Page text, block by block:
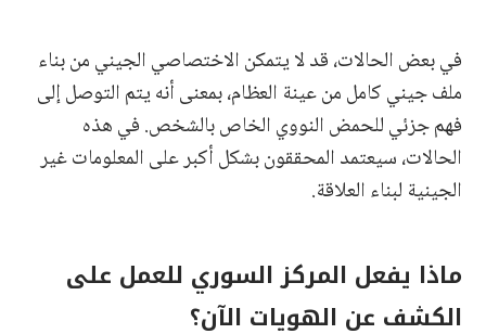
في بعض الحالات، قد لا يتمكن الاختصاصي الجيني من بناء
ملف جيني كامل من عينة العظام، بمعنى أنه يتم التوصل إلى
فهم جزئي للحمض النووي الخاص بالشخص. في هذه
الحالات، سيعتمد المحققون بشكل أكبر على المعلومات غير
الجينية لبناء العلاقة.
ماذا يفعل المركز السوري للعمل على
الكشف عن الهويات الآن؟